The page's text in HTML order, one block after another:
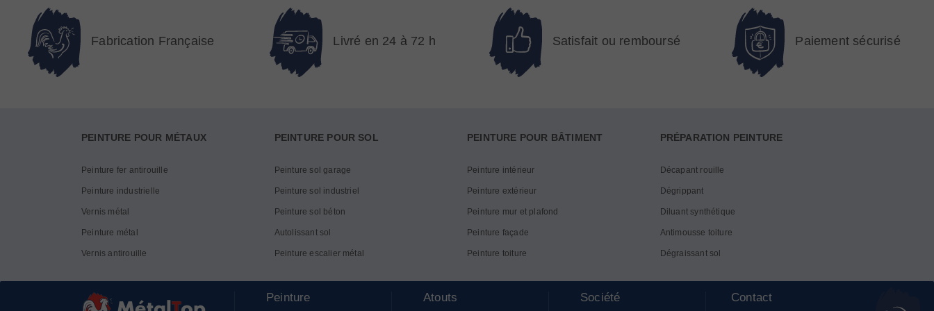
Fabrication Française Livré en 24 à 72 h Satisfait ou remboursé Paiement sécurisé
PEINTURE POUR MÉTAUX
Peinture fer antirouille
Peinture industrielle
Vernis métal
Peinture métal
Vernis antirouille
PEINTURE POUR SOL
Peinture sol garage
Peinture sol industriel
Peinture sol béton
Autolissant sol
Peinture escalier métal
PEINTURE POUR BÂTIMENT
Peinture intérieur
Peinture extérieur
Peinture mur et plafond
Peinture façade
Peinture toiture
PRÉPARATION PEINTURE
Décapant rouille
Dégrippant
Diluant synthétique
Antimousse toiture
Dégraissant sol
Peinture Atouts Société Contact